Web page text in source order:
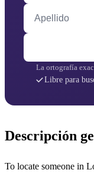
Apellido
La ortografía
Libre para
Descripción
To locate someone in